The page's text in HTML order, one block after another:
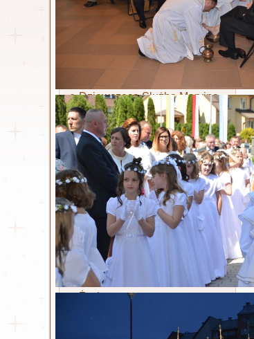
Wspólnoty parafialne
Ruch Światło - Oaza
Dziewczęca Służba Maryjna
Żywy Różaniec
Akcja Katolicka
Wspólnota dla Intronizacji
NSPJ
Stowarzyszenie Krwi
Chrystusa
Legion Maryi
Koła koronkowe
Św. Siostra Faustyna
Życiorys